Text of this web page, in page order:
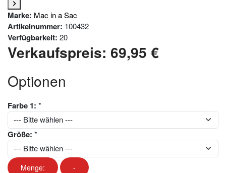
Marke: Mac in a Sac
Artikelnummer: 100432
Verfügbarkeit: 20
Verkaufspreis: 69,95 €
Optionen
Farbe 1: *
Größe: *
Menge: -